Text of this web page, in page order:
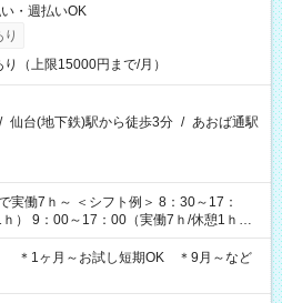
・週払いOK
（上限15000円まで/月）
/ 仙台(地下鉄)駅から徒歩3分 / あおば通駅
ト例＞ 8：30～17：
） 9：00～17：00（実働7ｈ/休憩1ｈ）
8ｈ/休憩1ｈ） 10：00～18：00（実働7
20：00（実働8ｈ/休憩1ｈ） 13：00～
ンあり！ ＊固
ください♪
＊1ヶ月～お試し短期OK ＊9月～など